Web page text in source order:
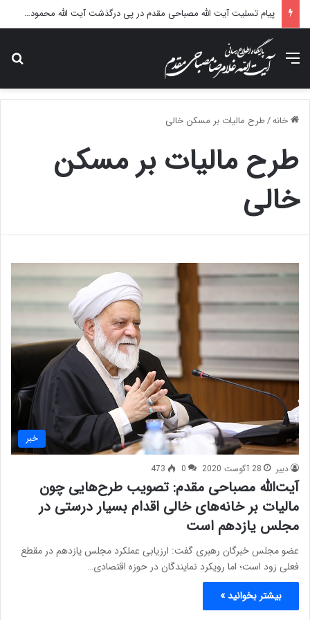
پیام تسلیت آیت الله مصباحی مقدم در پی درگذشت آیت الله محمودی گلپایگانی
منو
خانه/طرح مالیات بر مسکن خالی
طرح مالیات بر مسکن
خالی
خبر
دبیر 28 آگوست 2020 0
473
آیت‌الله مصباحی مقدم: تصویب طرح‌هایی چون
مالیات بر خانه‌های خالی اقدام بسیار درستی در
مجلس یازدهم است
عضو مجلس خبرگان رهبری گفت: ارزیابی عملکرد مجلس یازدهم در مقطع
فعلی زود است؛ اما رویکرد نمایندگان در حوزه اقتصادی…
بیشتر بخوانید »